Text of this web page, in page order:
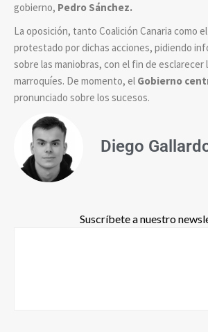
gobierno, Pedro Sánchez.
La oposición, tanto Coalición Canaria como
protestado por dichas acciones, pidiendo
sobre las maniobras, con el fin de esclarecer
marroquíes. De momento, el Gobierno
pronunciado sobre los sucesos.
Diego
Suscríbete a nuestro